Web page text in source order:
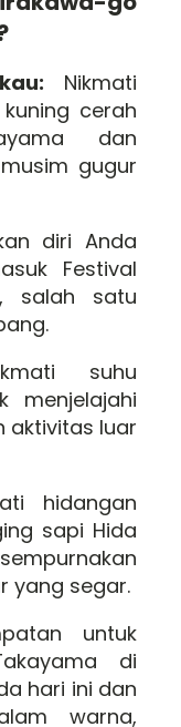
Nikmati
cerah
dan
gugur
diri Anda
Festival
salah satu
suhu
menjelajahi
aktivitas luar
hidangan
sapi Hida
yang segar.
untuk
di
hari ini dan
warna,